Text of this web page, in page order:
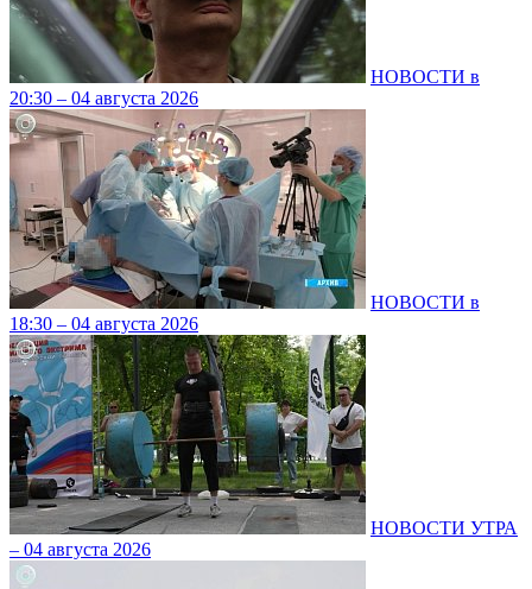
НОВОСТИ в
20:30 – 04 августа 2026
НОВОСТИ в
18:30 – 04 августа 2026
НОВОСТИ УТРА
– 04 августа 2026